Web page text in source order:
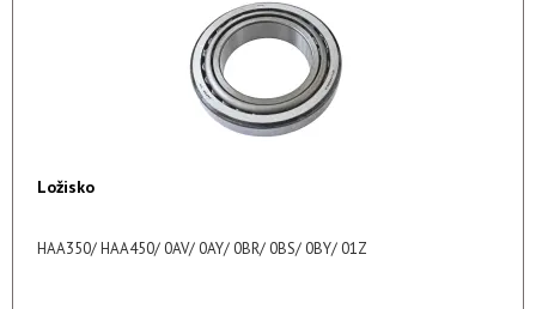
Ložisko
HAA350/ HAA450/ 0AV/ 0AY/ 0BR/ 0BS/ 0BY/ 01Z